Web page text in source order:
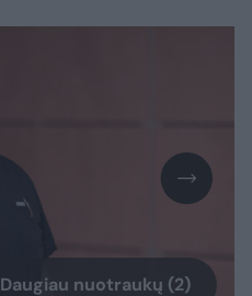
Daugiau nuotraukų (2)